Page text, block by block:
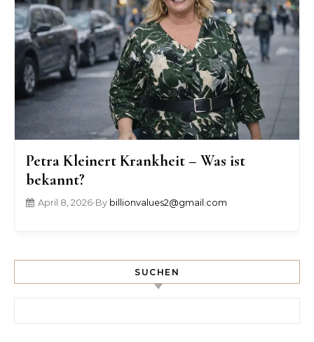
Petra Kleinert Krankheit – Was ist
bekannt?
April 8, 2026•By billionvalues2@gmail.com
SUCHEN